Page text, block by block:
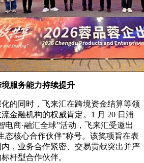
服务能力持续提升
同时，飞来汇在跨境资金结算等领
金融机构的权威肯定。1 月 20 日浦
电商·融汇全球”活动，飞来汇受邀出
态核心合作伙伴”称号。该奖项旨在表
，业务合作紧密、交易贡献突出并严
杆型合作伙伴。